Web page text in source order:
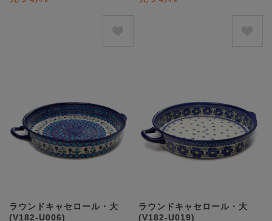
ラウンドキャセロール・大
(V182-U006)
ラウンドキャセロール・大
(V182-U019)